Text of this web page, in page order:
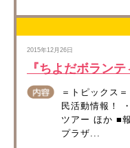
2015年12月26日
『ちよだボラン
＝トピックス
民活動情報！
ツアー ほか ■
プラザ...